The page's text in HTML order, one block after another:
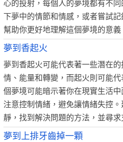
心的投射，每個人的夢境都有不
下夢中的情節和情感，或者嘗試
幫助你更好地理解這個夢境的意義
夢到香起火
夢到香起火可能代表著一些潛在
情、能量和轉變，而起火則可能
個夢境可能暗示著你在現實生活
注意控制情緒，避免讓情緒失控
靜，找到解決問題的方法，並尋求
夢到上排牙齒掉一顆